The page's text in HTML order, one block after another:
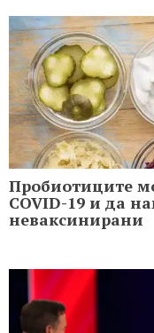
Пробиотиците
COVID-19 и да
неваксинирани